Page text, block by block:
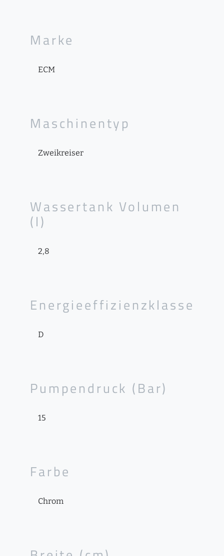
Marke
ECM
Maschinentyp
Zweikreiser
Wassertank Volumen
(l)
2,8
Energieeffizienzklasse
D
Pumpendruck (Bar)
15
Farbe
Chrom